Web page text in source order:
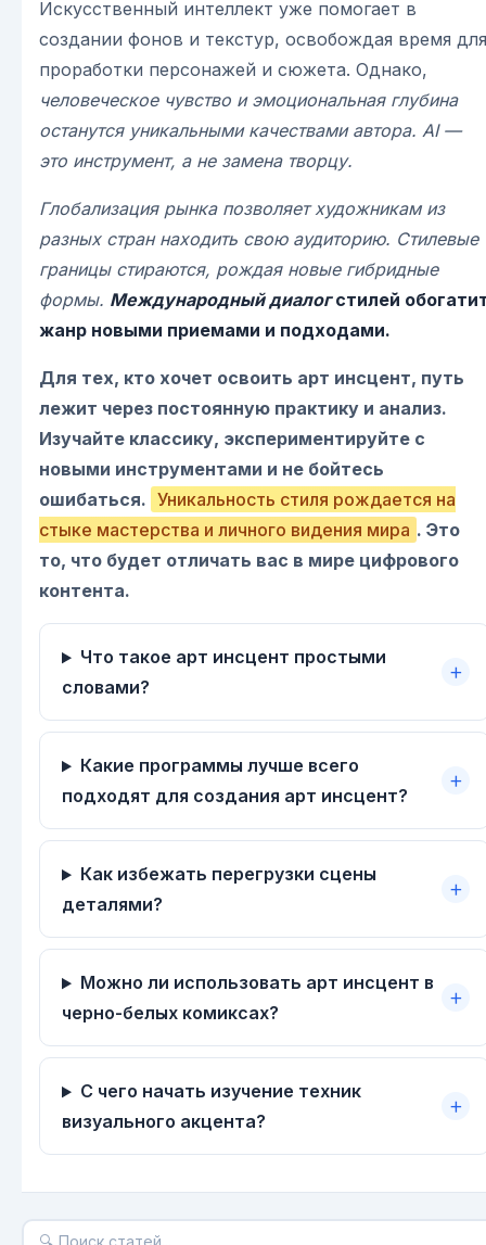
Искусственный интеллект уже помогает в
создании фонов и текстур, освобождая время для
проработки персонажей и сюжета. Однако,
человеческое чувство и эмоциональная глубина
останутся уникальными качествами автора. AI —
это инструмент, а не замена творцу.
Глобализация рынка позволяет художникам из
разных стран находить свою аудиторию. Стилевые
границы стираются, рождая новые гибридные
формы. Международный диалогстилей
жанр новыми приемами и подходами.
Для тех, кто хочет освоить арт инсцент, путь
лежит через постоянную практику и анализ.
Изучайте классику, экспериментируйте с
новыми инструментами и не бойтесь
ошибаться. Уникальность стиля рождается на
стыке мастерства и личного видения мира . Это
то, что будет отличать вас в мире цифрового
контента.
Что такое арт инсцент простыми
словами?
Какие программы лучше всего
подходят для создания арт инсцент?
Как избежать перегрузки сцены
деталями?
Можно ли использовать арт инсцент в
черно-белых комиксах?
С чего начать изучение техник
визуального акцента?